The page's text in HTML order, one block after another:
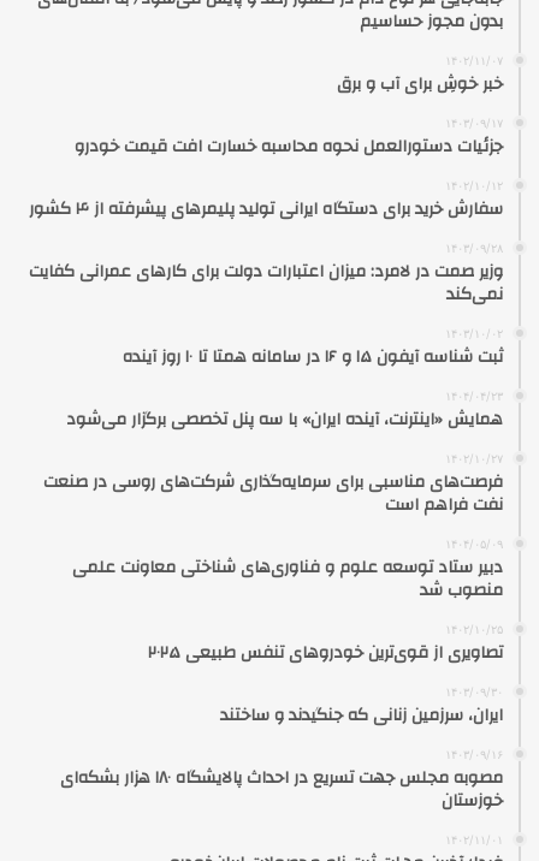
بدون مجوز حساسیم
۱۴۰۲/۱۱/۰۷
خبر خوشِ برای آب و برق
۱۴۰۳/۰۹/۱۷
جزئیات دستورالعمل نحوه محاسبه خسارت افت قیمت خودرو
۱۴۰۲/۱۰/۱۲
سفارش خرید برای دستگاه ایرانی تولید پلیمرهای پیشرفته از ۴ کشور
۱۴۰۳/۰۹/۲۸
وزیر صمت در لامرد: میزان اعتبارات دولت برای کارهای عمرانی کفایت
نمی‌کند
۱۴۰۳/۱۰/۰۲
ثبت شناسه آیفون ۱۵ و ۱۶ در سامانه همتا تا ۱۰ روز آینده
۱۴۰۴/۰۴/۲۳
همایش «اینترنت، آینده ایران» با سه پنل تخصصی برگزار می‌شود
۱۴۰۲/۱۰/۲۷
فرصت‌های مناسبی برای سرمایه‌گذاری شرکت‌های روسی در صنعت
نفت فراهم است
۱۴۰۴/۰۵/۰۹
دبیر ستاد توسعه علوم و فناوری‌های شناختی معاونت علمی
منصوب شد
۱۴۰۲/۱۰/۲۵
تصاویری از قوی‌ترین خودروهای تنفس طبیعی ۲۰۲۵
۱۴۰۳/۰۹/۳۰
ایران، سرزمین زنانی که جنگیدند و ساختند
۱۴۰۳/۰۹/۱۶
مصوبه مجلس جهت تسریع در احداث پالایشگاه ۱۸۰ هزار بشکه‌ای
خوزستان
۱۴۰۲/۱۱/۰۱